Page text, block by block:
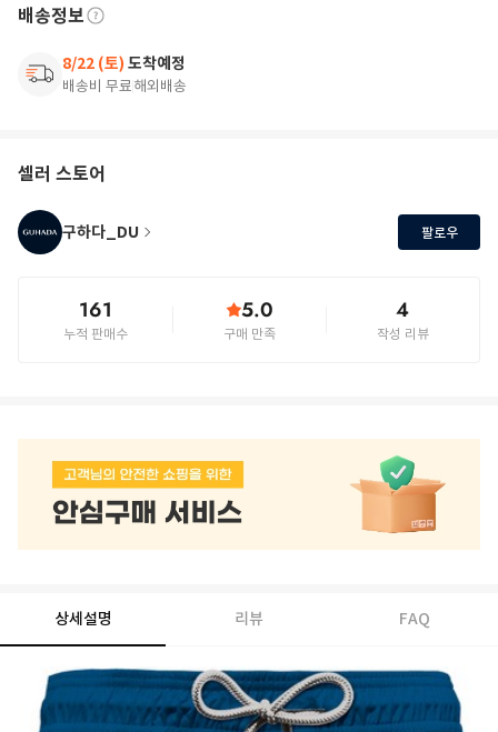
배송정보
8/22 (토) 도착예정
배송비 무료해외배송
셀러 스토어
구하다_DU 팔로우
161
누적 판매수
5.0
구매 만족
4
작성 리뷰
상세설명 리뷰 FAQ